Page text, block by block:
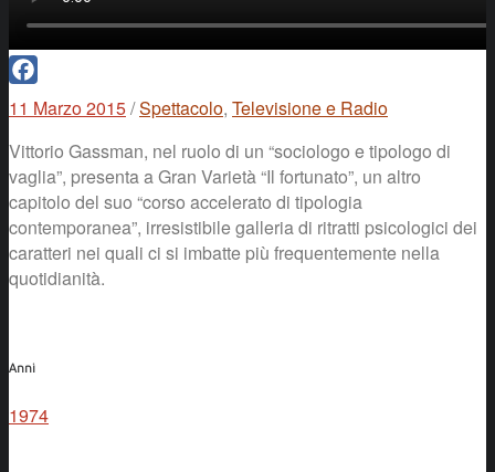
Facebook
11 Marzo 2015/Spettacolo, Televisione e Radio
Vittorio Gassman, nel ruolo di un “sociologo e tipologo di
vaglia”, presenta a Gran Varietà “Il fortunato”, un altro
capitolo del suo “corso accelerato di tipologia
contemporanea”, irresistibile galleria di ritratti psicologici dei
caratteri nei quali ci si imbatte più frequentemente nella
quotidianità.
Anni
1974